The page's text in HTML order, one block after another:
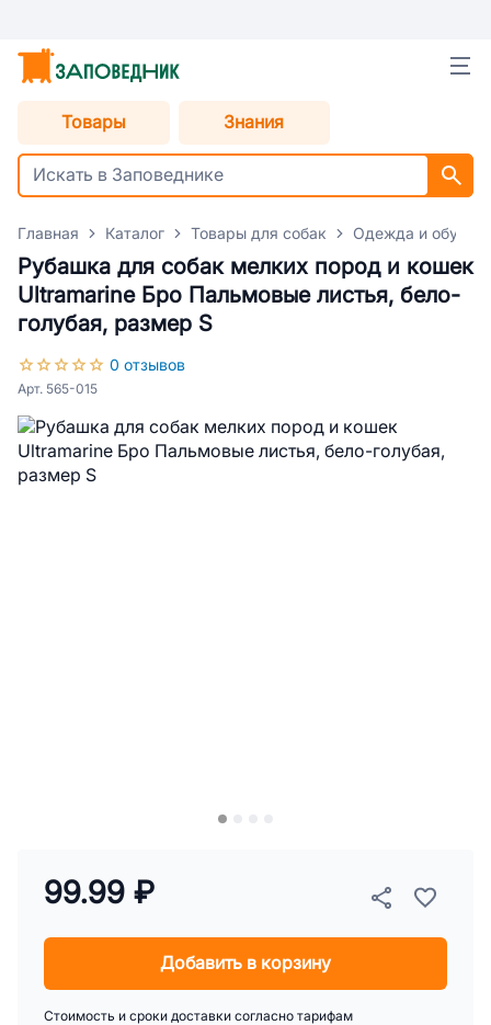
Товары Знания
Главная Каталог Товары для собак Одежда и обувь
Рубашка для собак мелких пород и кошек
Ultramarine Бро Пальмовые листья, бело-
голубая, размер S
0 отзывов
Арт. 565-015
99.99 ₽
Добавить в корзину
Стоимость и сроки доставки согласно тарифам